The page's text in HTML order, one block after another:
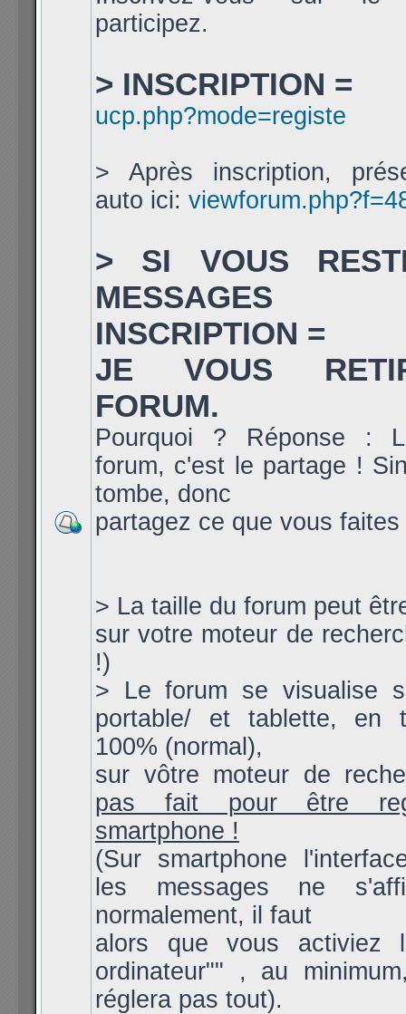
participez.
> INSCRIPTION =
ucp.php?mode=registe
> Après inscription,
auto ici:
> SI VOUS
MESSAGES
INSCRIPTION =
JE VOUS
FORUM.
Pourquoi ? Réponse :
forum, c'est le partage !
tombe, donc
partagez ce que vous faites
> La taille du forum peut
sur votre moteur de
!)
> Le forum se visualise
portable/ et tablette, en
100% (normal),
sur vôtre moteur de
pas fait pour être
smartphone !
(Sur smartphone
les messages ne
normalement, il faut
alors que vous activiez
ordinateur"" , au
réglera pas tout).